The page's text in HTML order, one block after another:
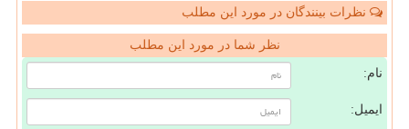
نظرات بینندگان در مورد این مطلب
نظر شما در مورد این مطلب
نام:
ایمیل: